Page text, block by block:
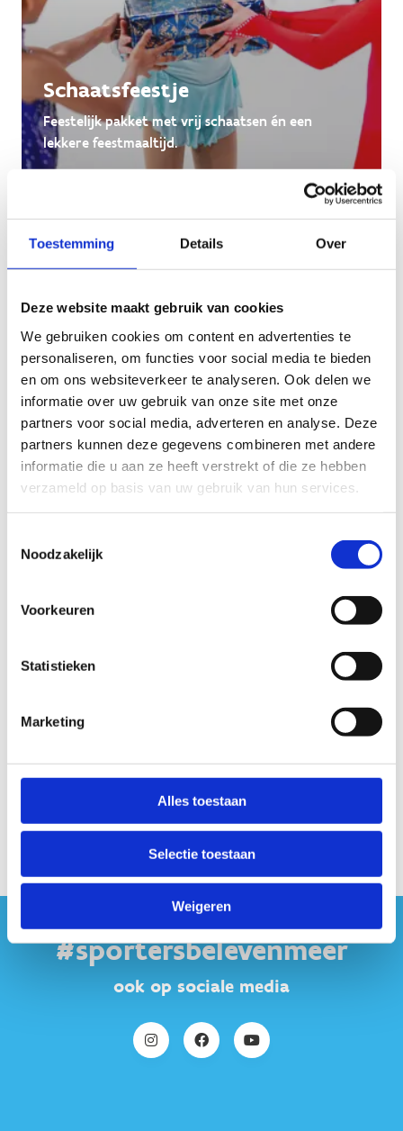
Toestemming Details Over
Deze website maakt gebruik van cookies
We gebruiken cookies om content en advertenties te
personaliseren, om functies voor social media te bieden
en om ons websiteverkeer te analyseren. Ook delen we
informatie over uw gebruik van onze site met onze
partners voor social media, adverteren en analyse. Deze
partners kunnen deze gegevens combineren met andere
informatie die u aan ze heeft verstrekt of die ze hebben
verzameld op basis van uw gebruik van hun services.
Noodzakelijk
Voorkeuren
Statistieken
Marketing
Alles toestaan
Selectie toestaan
Weigeren
Schaatsfeestje
Feestelijk pakket met vrij schaatsen én een
lekkere feestmaaltijd.
Urban Action
verjaardagsfeestje
Feest voor energieke feestvierders met een
Heb je nog
een vraag?
ons
Stuur een
#sportersbelevenmeer
ook op sociale media